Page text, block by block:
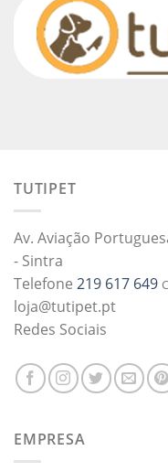
TUTIPET
Av. Aviação
- Sintra
Telefone 219 617 649
loja@tutipet.pt
Redes Sociais
EMPRESA